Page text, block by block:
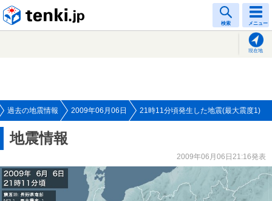
検索 メニュー
現在地
過去の地震情報 2009年06月06日 21時11分頃発生した地震(最大震度1)
地震情報
2009年06月06日21:16発表